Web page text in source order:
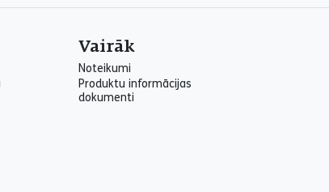
Vairāk
Noteikumi
Produktu informācijas
dokumenti